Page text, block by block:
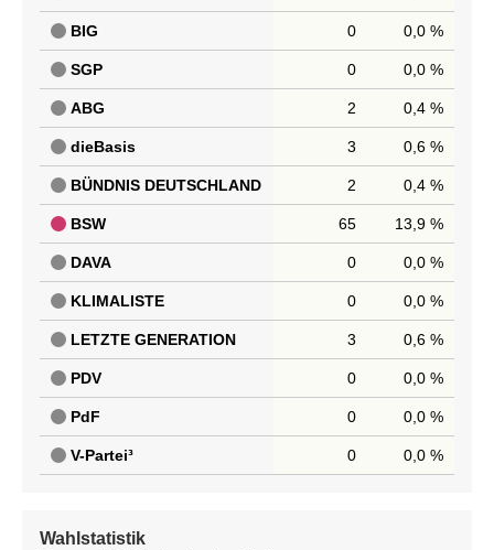
BIG 0 0,0 %
SGP 0 0,0 %
ABG 2 0,4 %
dieBasis 3 0,6 %
BÜNDNIS DEUTSCHLAND 2 0,4 %
BSW 65 13,9 %
DAVA 0 0,0 %
KLIMALISTE 0 0,0 %
LETZTE GENERATION 3 0,6 %
PDV 0 0,0 %
PdF 0 0,0 %
V-Partei³ 0 0,0 %
Wahlstatistik